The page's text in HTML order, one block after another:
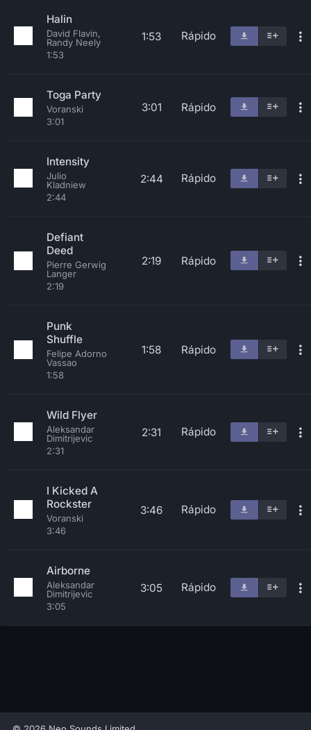
Halin
David Flavin,
Randy Neely
1:53
1:53 Rápido
Toga Party
Voranski
3:01
3:01 Rápido
Intensity
Julio
Kladniew
2:44
2:44 Rápido
Defiant
Deed
Pierre Gerwig
Langer
2:19
2:19 Rápido
Punk
Shuffle
Felipe Adorno
Vassao
1:58
1:58 Rápido
Wild Flyer
Aleksandar
Dimitrijevic
2:31
2:31 Rápido
I Kicked A
Rockster
Voranski
3:46
3:46 Rápido
Airborne
Aleksandar
Dimitrijevic
3:05
3:05 Rápido